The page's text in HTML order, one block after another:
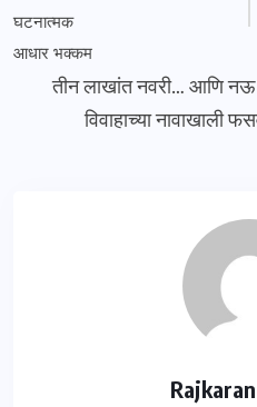
तीन लाखांत नवरी… आणि नऊ
विवाहाच्या नावाखाली